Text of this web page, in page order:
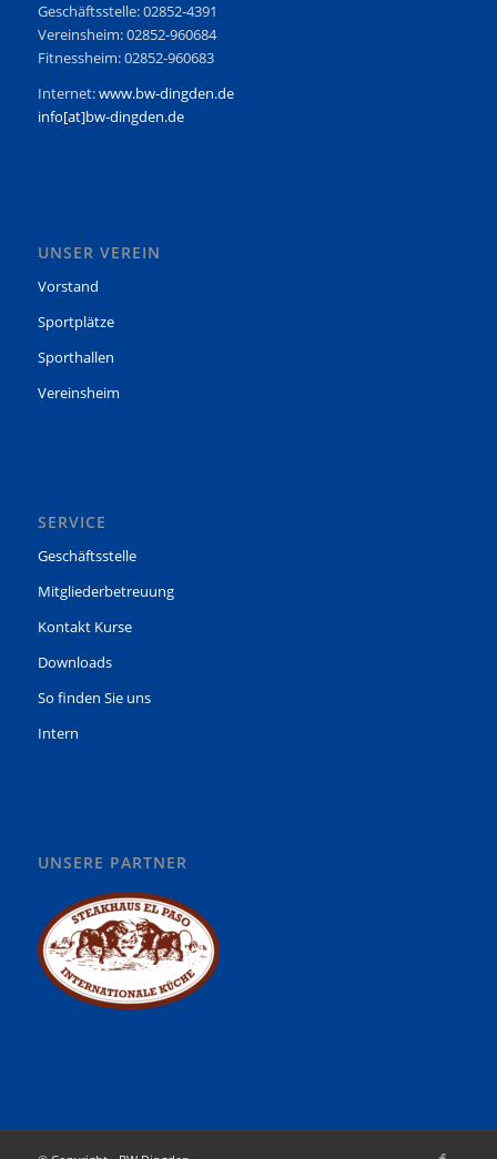
Geschäftsstelle: 02852-4391
Vereinsheim: 02852-960684
Fitnessheim: 02852-960683
Internet:www.bw-dingden.de
info[at]bw-dingden.de
UNSER VEREIN
Vorstand
Sportplätze
Sporthallen
Vereinsheim
SERVICE
Geschäftsstelle
Mitgliederbetreuung
Kontakt Kurse
Downloads
So finden Sie uns
Intern
UNSERE PARTNER